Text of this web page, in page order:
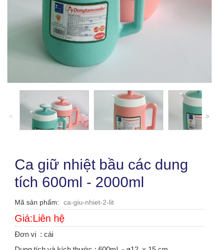
˄ ˅
Ca giữ nhiệt bầu các dung
tích 600ml - 2000ml
Mã sản phẩm ca-giu-nhiet-2-lit
Giá:Liên hệ
Đơn vị : cái